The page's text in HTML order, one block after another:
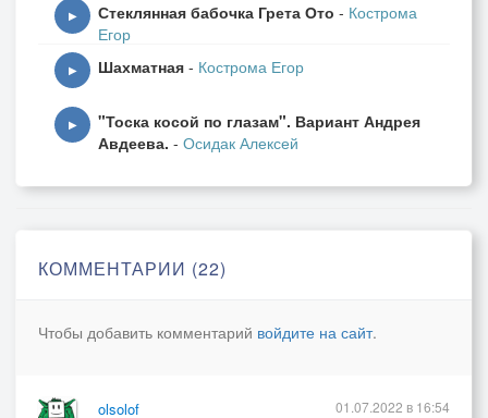
Так, босиком, с зеленой веточкой,
Я встретил первую любовь.
Я снова жив и вновь влюблен
В ту, что пришла с букетом веточек,
▶ Стеклянная бабочка Грета Ото - Кострома
Егор
▶ Шахматная - Кострома Егор
▶
"Тоска косой по глазам". Вариант Андрея
Авдеева. - Осидак Алексей
КОММЕНТАРИИ (22)
Чтобы добавить комментарий войдите на сайт.
olsolof
01.07.2022 в 16:54